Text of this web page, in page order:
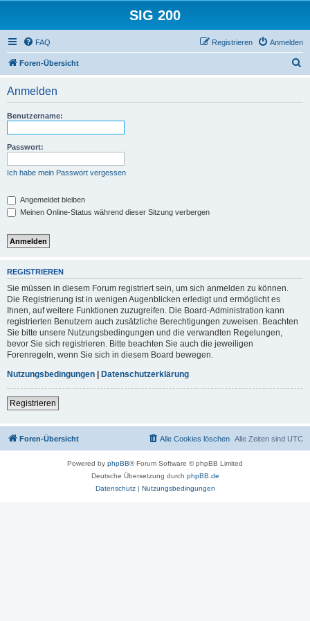
SIG 200
FAQ Anmelden
Registrieren
Foren-Übersicht
Anmelden
Benutzername:
Passwort:
Ich habe mein Passwort vergessen
Angemeldet bleiben
Meinen Online-Status während dieser Sitzung verbergen
REGISTRIEREN
Sie müssen in diesem Forum registriert sein, um sich anmelden zu können.
Die Registrierung ist in wenigen Augenblicken erledigt und ermöglicht es
Ihnen, auf weitere Funktionen zuzugreifen. Die Board-Administration kann
registrierten Benutzern auch zusätzliche Berechtigungen zuweisen. Beachten
Sie bitte unsere Nutzungsbedingungen und die verwandten Regelungen,
bevor Sie sich registrieren. Bitte beachten Sie auch die jeweiligen
Forenregeln, wenn Sie sich in diesem Board bewegen.
Nutzungsbedingungen | Datenschutzerklärung
Registrieren
Foren-Übersicht Alle Zeiten sind UTC
Alle Cookies löschen
Powered by phpBB® Forum Software © phpBB Limited
Deutsche Übersetzung durch phpBB.de
Datenschutz| Nutzungsbedingungen